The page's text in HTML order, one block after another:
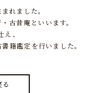
れました。
古昔庵といいます。
、
籍鑑定を行いました。